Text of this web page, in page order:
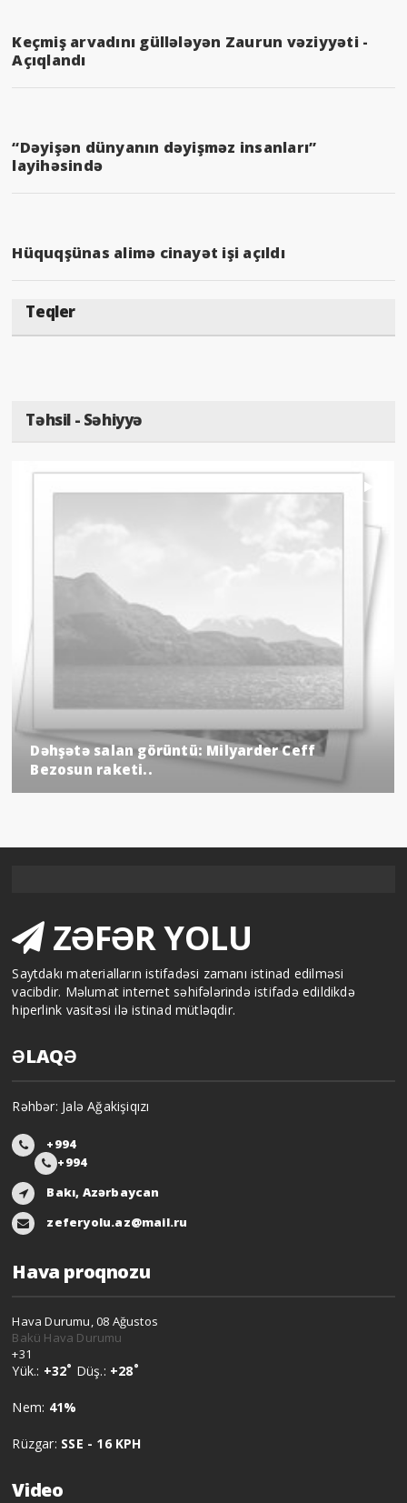
Keçmiş arvadını güllələyən Zaurun vəziyyəti -
Açıqlandı
“Dəyişən dünyanın dəyişməz insanları”
layihəsində
Hüquqşünas alimə cinayət işi açıldı
Teqler
Təhsil - Səhiyyə
Dəhşətə salan görüntü: Milyarder Ceff
Bezosun raketi..
ZƏFƏR YOLU
Saytdakı materialların istifadəsi zamanı istinad edilməsi
vacibdir. Məlumat internet səhifələrində istifadə edildikdə
hiperlink vasitəsi ilə istinad mütləqdir.
ƏLAQƏ
Rəhbər: Jalə Ağakişiqızı
+994
+994
Bakı, Azərbaycan
zeferyolu.az@mail.ru
Hava proqnozu
Hava Durumu, 08 Ağustos
Bakü Hava Durumu
+31
Yük.: +32° Düş.: +28°
Nem: 41%
Rüzgar: SSE - 16 KPH
Video